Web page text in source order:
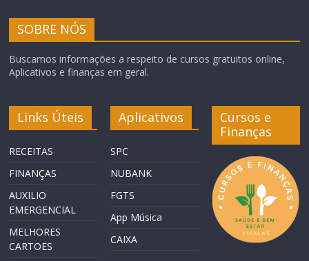
SOBRE NÓS
Buscamos informações a respeito de cursos gratuitos online,
Aplicativos e finanças em geral.
Links Úteis
RECEITAS
FINANÇAS
AUXILIO
EMERGENCIAL
MELHORES
CARTOES
Aplicativos
SPC
NUBANK
FGTS
App Música
CAIXA
Cursos e
Finanças